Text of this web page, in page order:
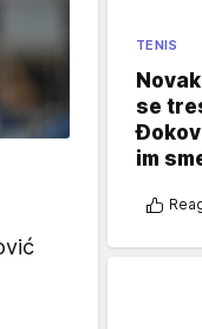
TENIS
se
im